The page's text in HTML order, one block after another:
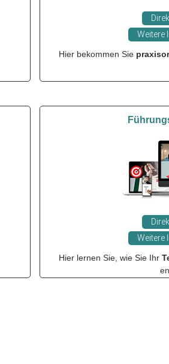
Weitere
Hier bekommen Sie
Weitere
Hier lernen Sie, wie Sie Ihr